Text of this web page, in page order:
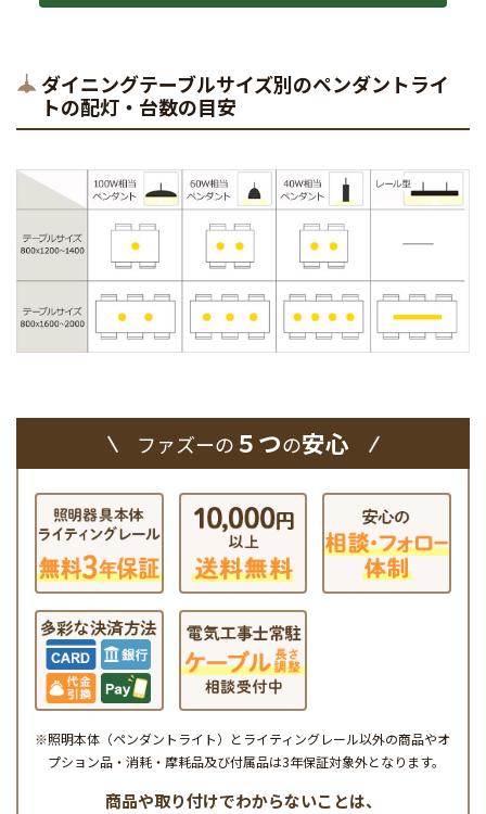
ダイニングテーブルサイズ別のペンダントライ
トの配灯・台数の目安
ファズーの５つの安心
※照明本体（ペンダントライト）とライティングレール以外の商品やオ
プション品・消耗・摩耗品及び付属品は3年保証対象外となります。
商品や取り付けでわからないことは、